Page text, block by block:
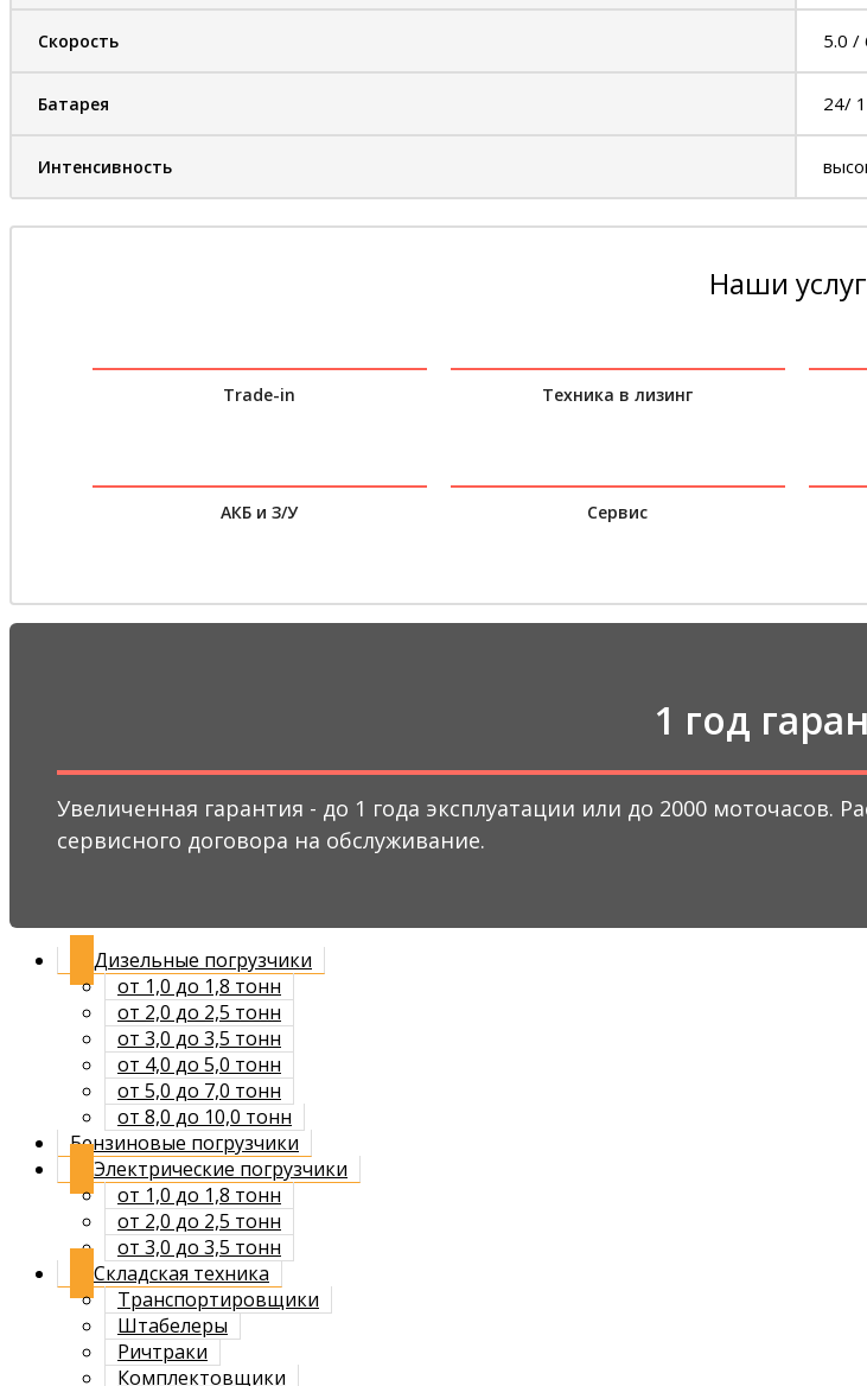
Скорость 5.0 /
Батарея 24/
Интенсивность
Наши
Trade-in Техника в лизинг
АКБ и З/У Сервис
1 год
Увеличенная гарантия - до 1 года эксплуатации или до 2000 моточасов.
сервисного договора на обслуживание.
Дизельные погрузчики
от 1,0 до 1,8 тонн
от 2,0 до 2,5 тонн
от 3,0 до 3,5 тонн
от 4,0 до 5,0 тонн
от 5,0 до 7,0 тонн
от 8,0 до 10,0 тонн
Бензиновые погрузчики
Электрические погрузчики
от 1,0 до 1,8 тонн
от 2,0 до 2,5 тонн
от 3,0 до 3,5 тонн
Складская техника
Транспортировщики
Штабелеры
Ричтраки
Комплектовщики